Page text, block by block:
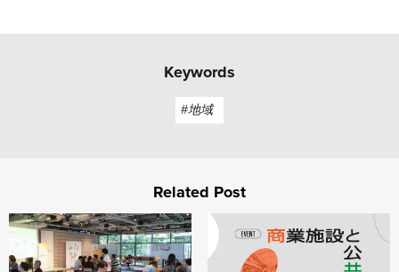
Keywords
#地域
Related Post
Service Design Jam vol.4 他社のサービスを勝手に考える
【アーカイブ配信】商業施